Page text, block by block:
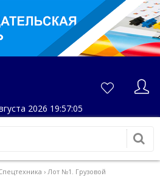
2026 19:57:05
› Лот №1. Грузовой